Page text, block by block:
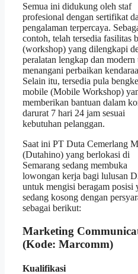
Semua ini didukung oleh staf
profesional dengan sertifikat
pengalaman terpercaya.
contoh, telah tersedia fasilitas
(workshop) yang dilengkapi
peralatan lengkap dan modern
menangani perbaikan
Selain itu, tersedia pula
mobile (Mobile Workshop)
memberikan bantuan dalam
darurat 7 hari 24 jam sesuai
kebutuhan pelanggan.
Saat ini PT Duta Cemerlang
(Dutahino) yang berlokasi di
Semarang sedang membuka
lowongan kerja bagi lulusan
untuk mengisi beragam posisi
sedang kosong dengan
sebagai berikut:
Marketing
(Kode: Marcomm)
Kualifikasi